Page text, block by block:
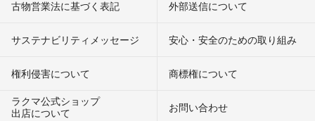
古物営業法に基づく表記 外部送信について
サステナビリティメッセージ 安心・安全のための取り組み
権利侵害について
商標権について
ラクマ公式ショップ
出店について
お問い合わせ